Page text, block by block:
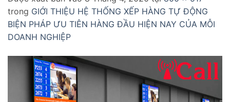
trong GIỚI THIỆU HỆ THỐNG XẾP HÀNG TỰ ĐỘNG
BIỆN PHÁP ƯU TIÊN HÀNG ĐẦU HIỆN NAY CỦA MỖI
DOANH NGHIỆP